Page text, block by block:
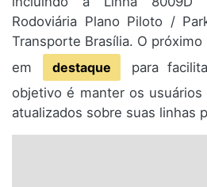
Rodoviária Plano Piloto /
Transporte Brasília. O
em
destaque
para
objetivo é manter os
atualizados sobre suas linhas